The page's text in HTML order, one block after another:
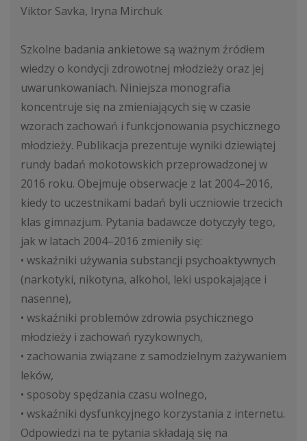
Viktor Savka, Iryna Mirchuk
Szkolne badania ankietowe są ważnym źródłem
wiedzy o kondycji zdrowotnej młodzieży oraz jej
uwarunkowaniach. Niniejsza monografia
koncentruje się na zmieniających się w czasie
wzorach zachowań i funkcjonowania psychicznego
młodzieży. Publikacja prezentuje wyniki dziewiątej
rundy badań mokotowskich przeprowadzonej w
2016 roku. Obejmuje obserwacje z lat 2004–2016,
kiedy to uczestnikami badań byli uczniowie trzecich
klas gimnazjum. Pytania badawcze dotyczyły tego,
jak w latach 2004–2016 zmieniły się:
• wskaźniki używania substancji psychoaktywnych
(narkotyki, nikotyna, alkohol, leki uspokajające i
nasenne),
• wskaźniki problemów zdrowia psychicznego
młodzieży i zachowań ryzykownych,
• zachowania związane z samodzielnym zażywaniem
leków,
• sposoby spędzania czasu wolnego,
• wskaźniki dysfunkcyjnego korzystania z internetu.
Odpowiedzi na te pytania składają się na